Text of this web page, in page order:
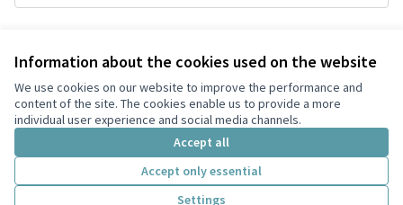
Information about the cookies used on the website
We use cookies on our website to improve the performance and
content of the site. The cookies enable us to provide a more
individual user experience and social media channels.
Accept all
Accept only essential
Settings
Terms of Service
Cookie settings
English
Choose languageScegli la lingua
Creative
(External